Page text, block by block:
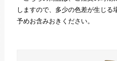
しますので、多少の色差が生じる
予めお含みおきください。